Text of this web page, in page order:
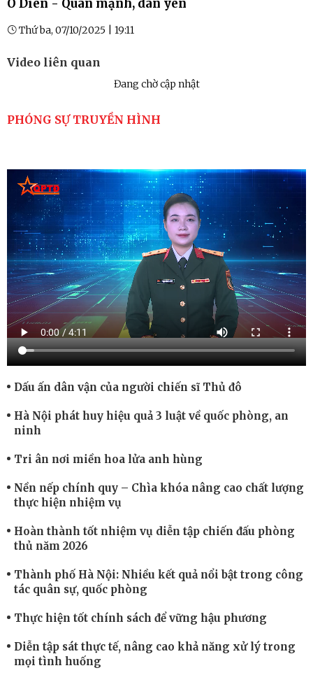
Ô Diên - Quân mạnh, dân yên
Thứ ba, 07/10/2025 | 19:11
Video liên quan
Đang chờ cập nhật
PHÓNG SỰ TRUYỀN HÌNH
Dấu ấn dân vận của người chiến sĩ Thủ đô
Hà Nội phát huy hiệu quả 3 luật về quốc phòng, an
ninh
Tri ân nơi miền hoa lửa anh hùng
Nền nếp chính quy – Chìa khóa nâng cao chất lượng
thực hiện nhiệm vụ
Hoàn thành tốt nhiệm vụ diễn tập chiến đấu phòng
thủ năm 2026
Thành phố Hà Nội: Nhiều kết quả nổi bật trong công
tác quân sự, quốc phòng
Thực hiện tốt chính sách để vững hậu phương
Diễn tập sát thực tế, nâng cao khả năng xử lý trong
mọi tình huống